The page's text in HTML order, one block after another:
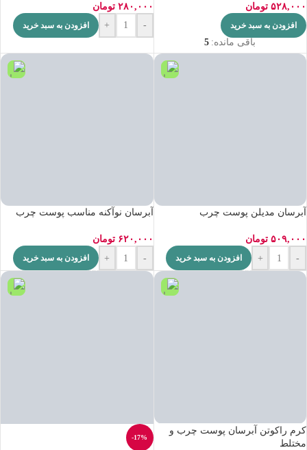
۵۲۸,۰۰۰ تومان
افزودن به سبد خرید
باقی مانده: 5
۲۸۰,۰۰۰ تومان
-
+ افزودن به سبد خرید
آبرسان مدیلن پوست چرب
۵۰۹,۰۰۰ تومان
-
+ افزودن به سبد خرید
آبرسان نوآکنه مناسب پوست چرب
۶۲۰,۰۰۰ تومان
-
+ افزودن به سبد خرید
کرم راکوتن آبرسان پوست چرب و
مختلط
-17%